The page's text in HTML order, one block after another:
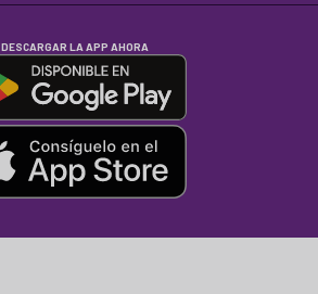
DESCARGAR LA APP AHORA